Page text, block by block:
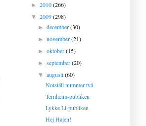
► 2010(266)
▼ 2009(298)
►december(30)
►november(21)
►oktober(15)
►september(20)
▼augusti(60)
Notställ nummer två
Ternheim-publiken
Lykke Li-publiken
Hej Hajen!